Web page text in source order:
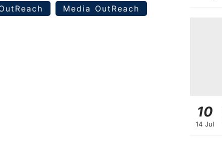
Media OutReach
10
14 Jul